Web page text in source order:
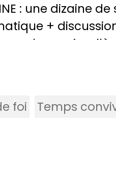
: une dizaine
+
ami,
foi Temps